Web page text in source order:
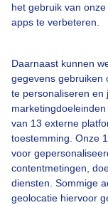
het gebruik van
apps te verbeteren.
Daarnaast kunnen
gegevens gebruiken
te personaliseren en
van 13 externe
toestemming. Onze
voor
contentmetingen,
diensten. Sommige
geolocatie hiervoor
Over
Bedrijfsgegevens